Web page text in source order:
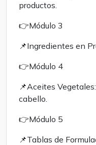
productos.
👉Módulo 3
📌Ingredientes en
👉Módulo 4
📌Aceites
cabello.
👉Módulo 5
📌Tablas de